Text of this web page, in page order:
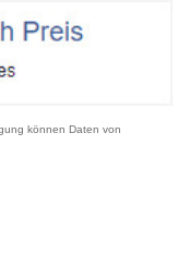
können Daten von